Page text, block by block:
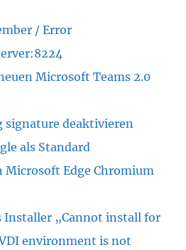
/ Error
Microsoft Teams 2.0
signature deaktivieren
als Standard
Microsoft Edge Chromium
Installer „Cannot install for
environment is not